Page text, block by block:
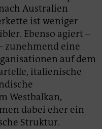
Australien
ist weniger
Ebenso agiert –
zunehmend eine
auf dem
italienische
Westbalkan,
dabei eher ein
Struktur.